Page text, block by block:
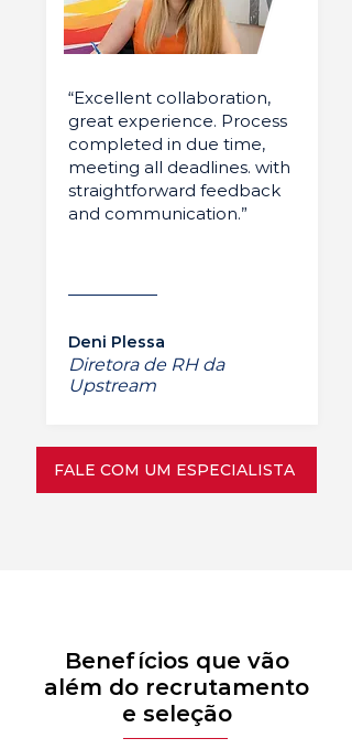
“Excellent collaboration,
great experience. Process
completed in due time,
meeting all deadlines. with
straightforward feedback
and communication.”
Deni Plessa
Diretora de RH da
Upstream
FALE COM UM ESPECIALISTA
Benefícios que vão
além do recrutamento
e seleção